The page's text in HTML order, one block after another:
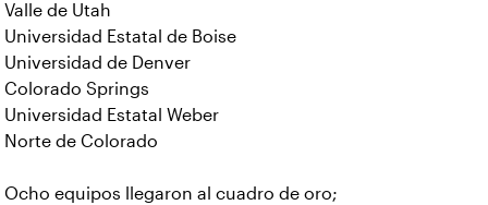
Valle de Utah
Universidad Estatal de Boise
Universidad de Denver
Colorado Springs
Universidad Estatal Weber
Norte de Colorado
Ocho equipos llegaron al cuadro de oro;